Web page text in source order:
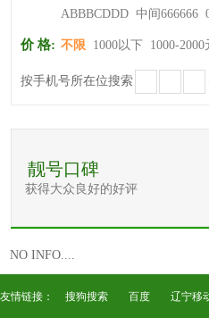
ABBBCDDD 中间666666
价 格: 不限 1000以下 1000-2000
按手机号所在位搜索
靓号口碑
获得大众良好的好评
NO INFO....
友情链接： 搜狗搜索 百度 辽宁移